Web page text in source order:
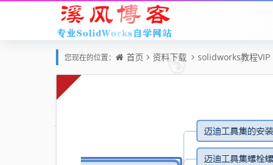
您现在的位置： 首页 资料下载 solidworks教程VIP